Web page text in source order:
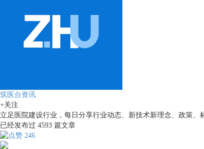
筑医台资讯
+关注
立足医院建设行业，每日分享行业动态、新技术新理念、政策、
已经发布过 4593 篇文章
246